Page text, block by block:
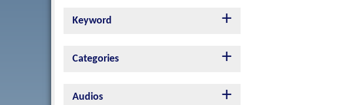
Keyword
Categories
Audios